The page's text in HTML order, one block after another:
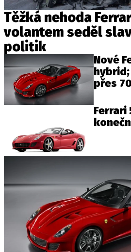
Provozovatelem serveru
INCORP MEDIA GROUP
Těžká nehoda
volantem seděl
politik
Nové
přes
Ferrari